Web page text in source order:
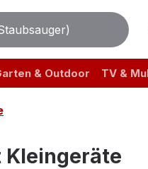
& Outdoor TV &
Kleingeräte